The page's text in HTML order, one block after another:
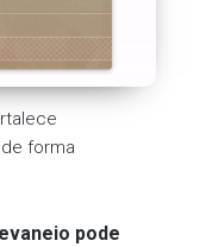
forma
pode